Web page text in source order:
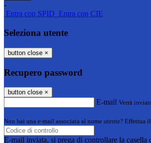
-
Entra con SPID Entra con CIE
Seleziona utente
button close ×
Recupero password
button close ×
E-mail Verrà
Non hai una e-mail associata al nome utente? Effettua
E-mail inviata, si prega di controllare la casella